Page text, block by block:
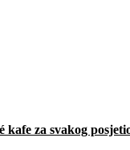
za svakog